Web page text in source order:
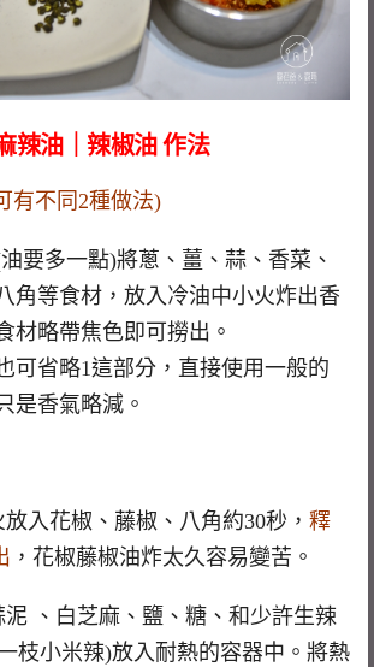
辣油｜辣椒油 作法
有不同2種做法)
要多一點)將蔥、薑、蒜、香菜、
角等食材，放入冷油中小火炸出香
材略帶焦色即可撈出。
可省略1這部分，直接使用一般的
是香氣略減。
入花椒、藤椒、八角約30秒， 釋
，花椒藤椒油炸太久容易變苦。
、白芝麻、鹽、糖、和少許生辣
枝小米辣)放入耐熱的容器中。將熱